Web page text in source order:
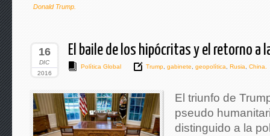
Donald Trump.
16
DIC
2016
El baile de los hipócritas y el retorno a
Política Global Trump gabinete geopolítica Rusia China.
El triunfo de
pseudo
distinguido a la